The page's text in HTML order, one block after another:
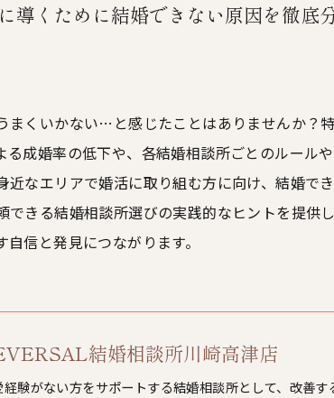
導くために結婚できない原因を徹底
まくいかない…と感じたことはありませんか？
る成婚率の低下や、各結婚相談所ごとのルー
近なエリアで婚活に取り組む方に向け、結婚
できる結婚相談所選びの実践的なヒントを提
信と発見につながります。
結婚相談所川崎高津店
経験がない方をサポートする結婚相談所として、改善